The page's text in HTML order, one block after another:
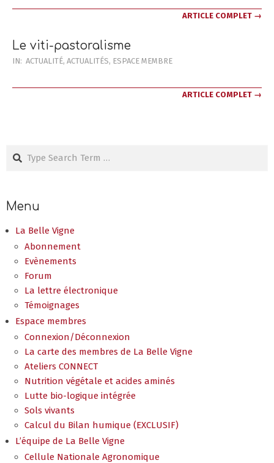
ARTICLE COMPLET →
Le viti-pastoralisme
2020-
14
IN: ACTUALITÉ, ACTUALITÉS, ESPACE MEMBRE
ARTICLE COMPLET →
Search
Menu
La Belle Vigne
Abonnement
Evènements
Forum
La lettre électronique
Témoignages
Espace membres
Connexion/Déconnexion
La carte des membres de La Belle Vigne
Ateliers CONNECT
Nutrition végétale et acides aminés
Lutte bio-logique intégrée
Sols vivants
Calcul du Bilan humique (EXCLUSIF)
L’équipe de La Belle Vigne
Cellule Nationale Agronomique